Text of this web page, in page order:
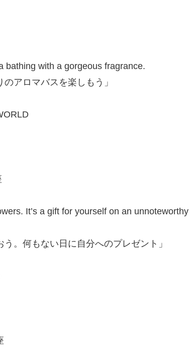
bathing with a gorgeous fragrance.
アロマバスを楽しもう」
It’s a gift for yourself on an unnoteworthy
う。何もない日に自分へのプレゼント」